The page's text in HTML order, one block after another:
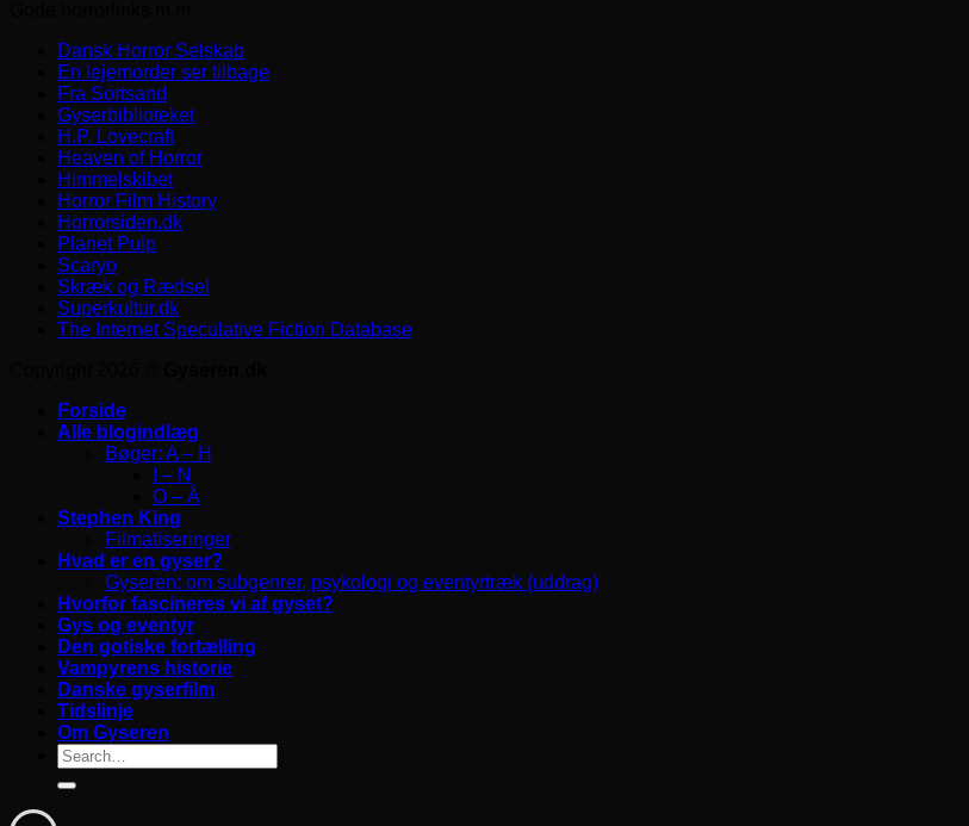
Dansk Horror Selskab
En lejemorder ser tilbage
Fra Sortsand
Gyserbiblioteket
H.P. Lovecraft
Heaven of Horror
Himmelskibet
Horror Film History
Horrorsiden.dk
Planet Pulp
Scaryo
Skræk og Rædsel
Superkultur.dk
The Internet Speculative Fiction Database
Forside
Alle blogindlæg
Bøger: A – H
I – N
O – Å
Stephen King
Filmatiseringer
Hvad er en gyser?
Gyseren: om subgenrer, psykologi og eventyrtræk (uddrag)
Hvorfor fascineres vi af gyset?
Gys og eventyr
Den gotiske fortælling
Vampyrens historie
Danske gyserfilm
Tidslinje
Om Gyseren